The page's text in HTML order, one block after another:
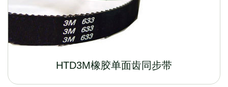
HTD3M橡胶单面齿同步带